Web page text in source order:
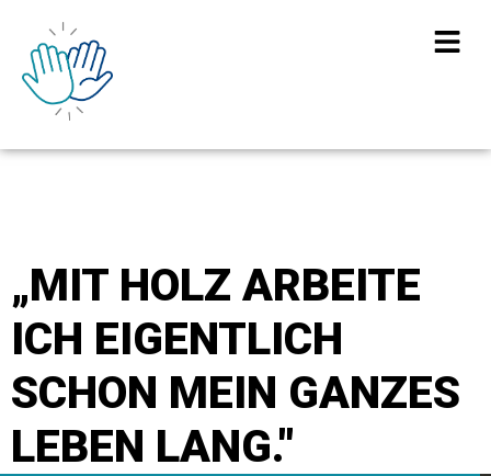
„MIT HOLZ ARBEITE
ICH EIGENTLICH
SCHON MEIN GANZES
LEBEN LANG."